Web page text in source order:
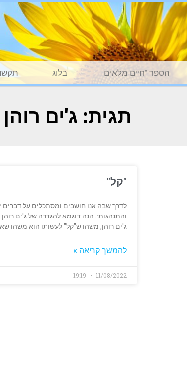
הספר "חיים מלאים" בלוג
תגית: ג'ים רוהן
"קל"
לדרך שבה אנו חושבים ומסתכלים על דברים
ג'ים רוהן, משהו ש"קל" לעשותו הוא משהו
להמשך קריאה »
11/08/2022